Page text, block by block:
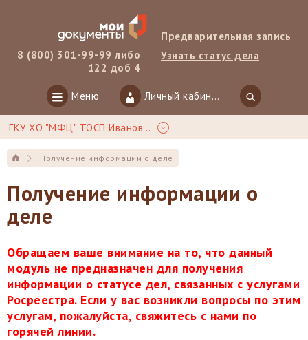
8 (800) 301-99-99 либо
122 доб 4
Предварительная запись
Узнать статус дела
Меню Личный кабинет
ГКУ ХО "МФЦ" ТОСП Ивановка
Получение информации о деле
Получение информации о
деле
Обращаем ваше внимание на то, что данный
модуль не предназначен для получения
информации о статусе дел, связанных с услугами
Росреестра. Если у вас возникли вопросы по этим
услугам, пожалуйста, свяжитесь с нами по
горячей линии.